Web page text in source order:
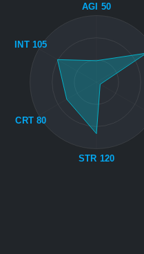
AGI 50
STR 120
CRT 80
INT 105